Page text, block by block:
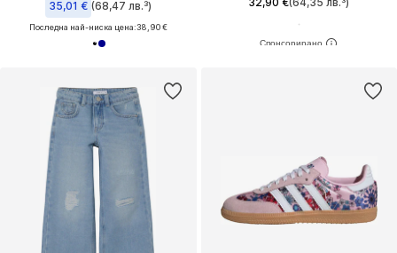
35,01 € (68,47 лв.³)
Последна най-ниска цена:38,90 €